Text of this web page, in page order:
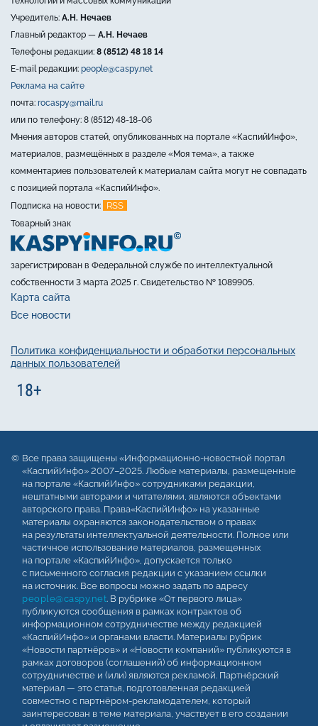
Учредитель: А.Н. Нечаев
Главный редактор — А.Н. Нечаев
Телефоны редакции: 8 (8512) 48 18 14
E-mail редакции: people@caspy.net
Реклама на сайте
почта: rocaspy@mail.ru
или по телефону: 8 (8512) 48-18-06
Мнения авторов статей, опубликованных на портале «КаспийИнфо»,
материалов, размещённых в разделе «Моя тема», а также
комментариев пользователей к материалам сайта могут не совпадать
с позицией портала «КаспийИнфо».
Подписка на новости:
RSS
Товарный знак
зарегистрирован в Федеральной службе по интеллектуальной
собственности 3 марта 2025 г. Свидетельство № 1089905.
Карта сайта
Все новости
Политика конфиденциальности и обработки персональных
данных пользователей
Все права защищены «Информационно-новостной портал
«КаспийИнфо» 2007–2025. Любые материалы, размещенные
на портале «КаспийИнфо» сотрудниками редакции,
нештатными авторами и читателями, являются объектами
авторского права. Права«КаспийИнфо» на указанные
материалы охраняются законодательством о правах
на результаты интеллектуальной деятельности. Полное или
частичное использование материалов, размещенных
на портале «КаспийИнфо», допускается только
с письменного согласия редакции с указанием ссылки
на источник. Все вопросы можно задать по адресу
people@caspy.net. В рубрике «От первого лица»
публикуются сообщения в рамках контрактов об
информационном сотрудничестве между редакцией
«КаспийИнфо» и органами власти. Материалы рубрик
«Новости партнёров» и «Новости компаний» публикуются в
рамках договоров (соглашений) об информационном
сотрудничестве и (или) являются рекламой. Партнёрский
материал — это статья, подготовленная редакцией
совместно с партнёром-рекламодателем, который
заинтересован в теме материала, участвует в его создании